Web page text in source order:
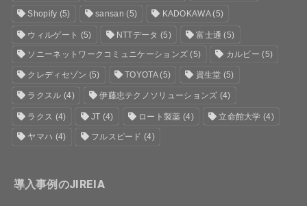
Shopify (5) sansan (5) KADOKAWA(5)
ウィルゲート (5) NTTデータ (5) 富士通 (5)
ソニーネットワークコミュニケーションズ (5) カルビー (5)
クレディセゾン (5) TOYOTA(5) 資生堂 (5)
ラクスル (4) 伊藤忠テクノソリューションズ (4)
ラクス (4) JT (4) ロート製薬 (4) 立命館大学 (4)
ヤマハ (4) フルスピード (4)
導入事例のJIREIA